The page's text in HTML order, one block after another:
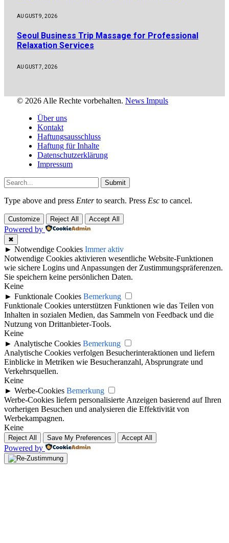
AUGUST 9, 2026
Seoul Business Trip Massage for Professional
Relaxation Services
AUGUST 7, 2026
© 2026 Alle Rechte vorbehalten. News Impuls
Über uns
Kontakt
Haftungsausschluss
Haftung für Inhalte
Datenschutzerklärung
Impressum
Submit
Type above and press Enterto search. Press Esc to cancel.
Customize Reject All Accept All
Powered by
✖
► Notwendige Cookies Immer aktiv
Notwendige Cookies aktivieren wesentliche Website-Funktionen
wie sichere Logins und Anpassungen der Zustimmungspräferenzen.
Sie speichern keine persönlichen Daten.
Keine
► Funktionale Cookies Bemerkung
Funktionale Cookies unterstützen Funktionen wie das Teilen von
Inhalten in sozialen Medien, das Sammeln von Feedback und die
Nutzung von Drittanbieter-Tools.
Keine
► Analytische Cookies Bemerkung
Analytische Cookies verfolgen Besucherinteraktionen und liefern
Einblicke in Metriken wie Besucheranzahl, Absprungrate und
Verkehrsquellen.
Keine
► Werbe-Cookies Bemerkung
Werbe-Cookies liefern personalisierte Anzeigen basierend auf Ihren
vorherigen Besuchen und analysieren die Effektivität von
Werbekampagnen.
Keine
Reject All Save My Preferences Accept All
Powered by